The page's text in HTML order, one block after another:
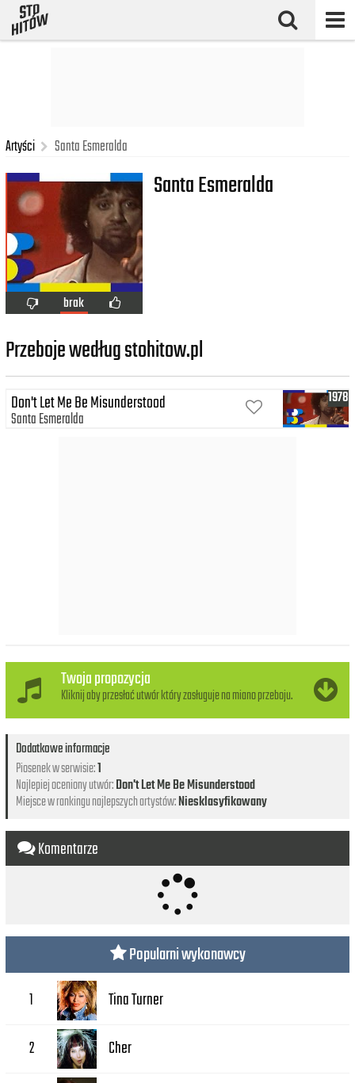
Artyści Santa Esmeralda
brak
Santa Esmeralda
Przeboje według stohitow.pl
1978
Don't Let Me Be Misunderstood
Santa Esmeralda
Twoja propozycja
Kliknij aby przesłać utwór który zasługuje na miano przeboju.
Dodatkowe informacje
Piosenek w serwisie:1
Najlepiej oceniony utwór:Don't Let Me Be Misunderstood
Miejsce w rankingu najlepszych artystów:Niesklasyfikowany
Komentarze
Popularni wykonawcy
1 Tina Turner
2 Cher